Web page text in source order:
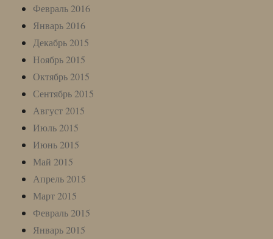
Февраль 2016
Январь 2016
Декабрь 2015
Ноябрь 2015
Октябрь 2015
Сентябрь 2015
Август 2015
Июль 2015
Июнь 2015
Май 2015
Апрель 2015
Март 2015
Февраль 2015
Январь 2015